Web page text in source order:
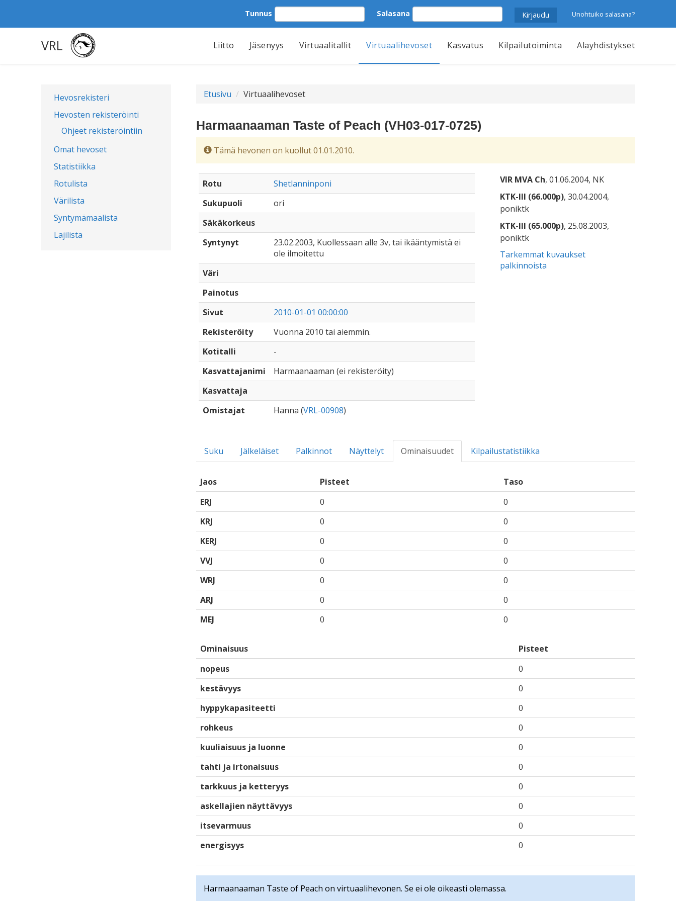
Tunnus Salasana Unohtuiko salasana?
VRL Liitto Jäsenyys Virtuaalitallit Virtuaalihevoset Kasvatus Kilpailutoiminta Alayhdistykset
Hevosrekisteri
Hevosten rekisteröinti
Ohjeet rekisteröintiin
Omat hevoset
Statistiikka
Rotulista
Värilista
Syntymämaalista
Lajilista
Etusivu Virtuaalihevoset
Harmaanaaman Taste of Peach (VH03-017-0725)
Tämä hevonen on kuollut 01.01.2010.
Rotu
Shetlanninponi
Sukupuoli
ori
Säkäkorkeus
Syntynyt
23.02.2003, Kuollessaan alle 3v, tai ikääntymistä ei
ole ilmoitettu
Väri
Painotus
Sivut
2010-01-01 00:00:00
Rekisteröity
Vuonna 2010 tai aiemmin.
Kotitalli
-
Kasvattajanimi
Harmaanaaman (ei rekisteröity)
Kasvattaja
Omistajat
Hanna (VRL-00908)
VIR MVA Ch, 01.06.2004, NK
KTK-III (66.000p), 30.04.2004,
poniktk
KTK-III (65.000p), 25.08.2003,
poniktk
Tarkemmat kuvaukset
palkinnoista
Suku Jälkeläiset Palkinnot Näyttelyt Ominaisuudet Kilpailustatistiikka
Jaos Pisteet
Taso
ERJ
0
0
KRJ
0
0
KERJ
0
0
VVJ
0
0
WRJ
0
0
ARJ
0
0
MEJ
0 0
Ominaisuus
Pisteet
nopeus
0
kestävyys
0
hyppykapasiteetti
0
rohkeus
0
kuuliaisuus ja luonne
0
tahti ja irtonaisuus
0
tarkkuus ja ketteryys
0
askellajien näyttävyys
0
itsevarmuus
0
energisyys
0
Harmaanaaman Taste of Peach on virtuaalihevonen. Se ei ole oikeasti olemassa.